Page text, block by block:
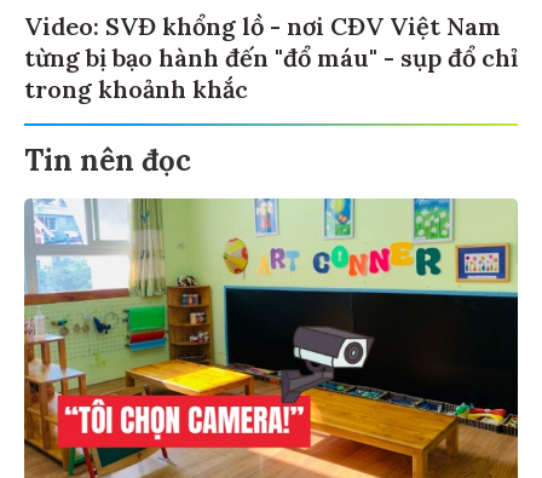
Video: SVĐ khổng lồ - nơi CĐV Việt Nam
từng bị bạo hành đến "đổ máu" - sụp đổ chỉ
trong khoảnh khắc
Tin nên đọc